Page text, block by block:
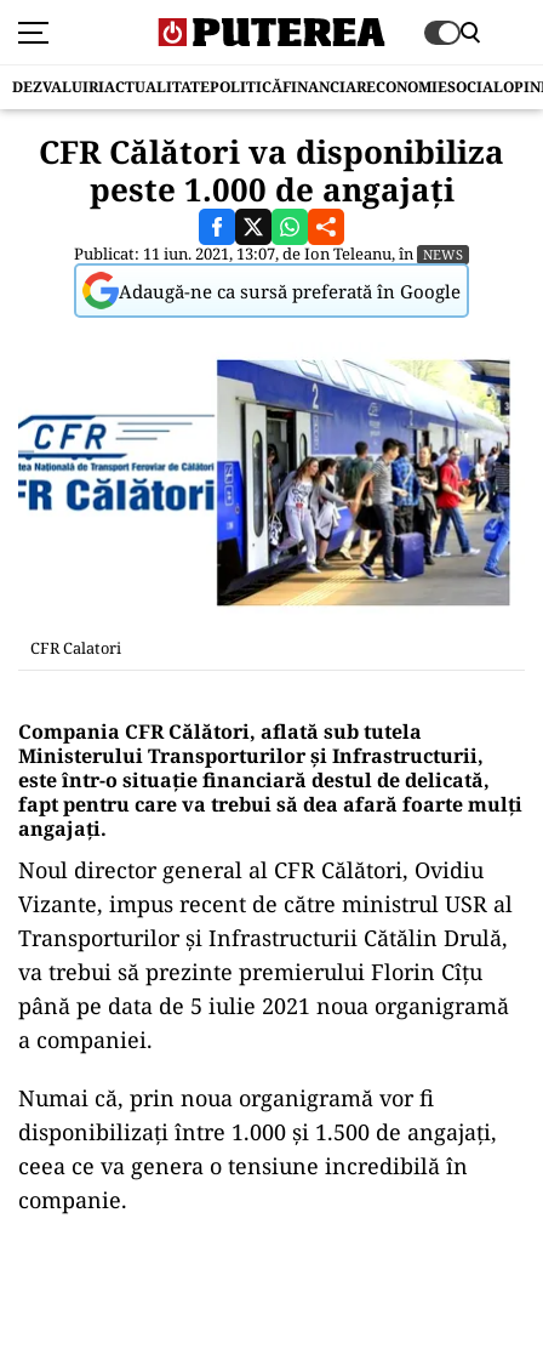
DEZVALUIRIACTUALITATEPOLITICĂFINANCIARECONOMIESOCIAL
CFR Călători va disponibiliza
peste 1.000 de angajați
Publicat: 11 iun. 2021, 13:07, deIon Teleanu, în NEWS
Adaugă-ne ca sursă preferată în Google
CFR Calatori
Compania CFR Călători, aflată sub tutela
Ministerului Transporturilor și Infrastructurii,
este într-o situație financiară destul de delicată,
fapt pentru care va trebui să dea afară foarte mulți
angajați.
Noul director general al CFR Călători, Ovidiu
Vizante, impus recent de către ministrul USR al
Transporturilor și Infrastructurii Cătălin Drulă,
va trebui să prezinte premierului Florin Cîțu
până pe data de 5 iulie 2021 noua organigramă
a companiei.
Numai că, prin noua organigramă vor fi
disponibilizați între 1.000 și 1.500 de angajați,
ceea ce va genera o tensiune incredibilă în
companie.